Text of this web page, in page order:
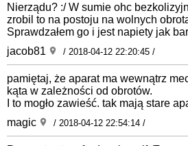
Nierządu? :/ W sumie ohc
zrobil to na postoju na wolnych
Sprawdzałem go i jest napiety jak
jacob81
/ 2018-04-12 22:20:45 /
pamiętaj, że aparat ma wewnątrz
kąta w zależności od obrotów.
I to mogło zawieść. tak mają stare
magic
/ 2018-04-12 22:54:14 /